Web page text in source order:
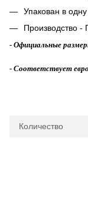
Упакован в одну
Производство -
- Официальные
- Соответствует
Количество